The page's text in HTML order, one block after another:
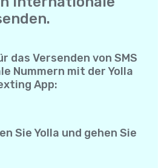
das Versenden von SMS
Nummern mit der Yolla
App:
Sie Yolla und gehen Sie